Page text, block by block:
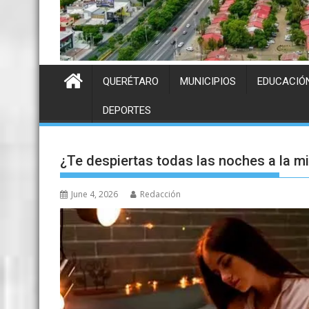
QUERÉTARO MUNICIPIOS
DEPORTES
¿Te despiertas todas las noches a la
June 4, 2026 Redacción